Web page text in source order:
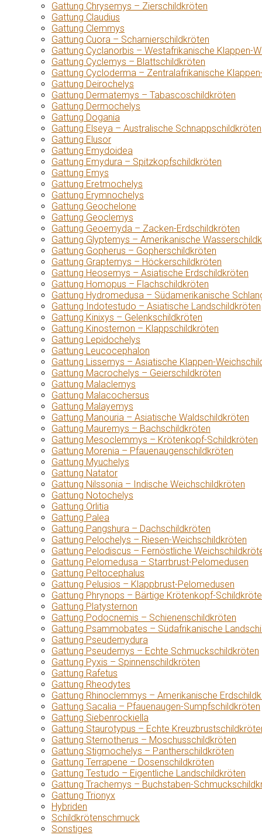
Gattung Chrysemys – Zierschildkröten
Gattung Claudius
Gattung Clemmys
Gattung Cuora – Scharnierschildkröten
Gattung Cyclanorbis – Westafrikanische Klappen-
Gattung Cyclemys – Blattschildkröten
Gattung Cycloderma – Zentralafrikanische
Gattung Deirochelys
Gattung Dermatemys – Tabascoschildkröten
Gattung Dermochelys
Gattung Dogania
Gattung Elseya – Australische Schnappschildkröten
Gattung Elusor
Gattung Emydoidea
Gattung Emydura – Spitzkopfschildkröten
Gattung Emys
Gattung Eretmochelys
Gattung Erymnochelys
Gattung Geochelone
Gattung Geoclemys
Gattung Geoemyda – Zacken-Erdschildkröten
Gattung Glyptemys – Amerikanische
Gattung Gopherus – Gopherschildkröten
Gattung Graptemys – Höckerschildkröten
Gattung Heosemys – Asiatische Erdschildkröten
Gattung Homopus – Flachschildkröten
Gattung Hydromedusa – Südamerikanische
Gattung Indotestudo – Asiatische Landschildkröten
Gattung Kinixys – Gelenkschildkröten
Gattung Kinosternon – Klappschildkröten
Gattung Lepidochelys
Gattung Leucocephalon
Gattung Lissemys – Asiatische Klappen-
Gattung Macrochelys – Geierschildkröten
Gattung Malaclemys
Gattung Malacochersus
Gattung Malayemys
Gattung Manouria – Asiatische Waldschildkröten
Gattung Mauremys – Bachschildkröten
Gattung Mesoclemmys – Krötenkopf-Schildkröten
Gattung Morenia – Pfauenaugenschildkröten
Gattung Myuchelys
Gattung Natator
Gattung Nilssonia – Indische Weichschildkröten
Gattung Notochelys
Gattung Orlitia
Gattung Palea
Gattung Pangshura – Dachschildkröten
Gattung Pelochelys – Riesen-Weichschildkröten
Gattung Pelodiscus – Fernöstliche
Gattung Pelomedusa – Starrbrust-Pelomedusen
Gattung Peltocephalus
Gattung Pelusios – Klappbrust-Pelomedusen
Gattung Phrynops – Bärtige Krötenkopf-
Gattung Platysternon
Gattung Podocnemis – Schienenschildkröten
Gattung Psammobates – Südafrikanische
Gattung Pseudemydura
Gattung Pseudemys – Echte Schmuckschildkröten
Gattung Pyxis – Spinnenschildkröten
Gattung Rafetus
Gattung Rheodytes
Gattung Rhinoclemmys – Amerikanische
Gattung Sacalia – Pfauenaugen-Sumpfschildkröten
Gattung Siebenrockiella
Gattung Staurotypus – Echte
Gattung Sternotherus – Moschusschildkröten
Gattung Stigmochelys – Pantherschildkröten
Gattung Terrapene – Dosenschildkröten
Gattung Testudo – Eigentliche Landschildkröten
Gattung Trachemys – Buchstaben-
Gattung Trionyx
Hybriden
Schildkrötenschmuck
Sonstiges